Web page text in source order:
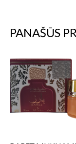
PANAŠŪS